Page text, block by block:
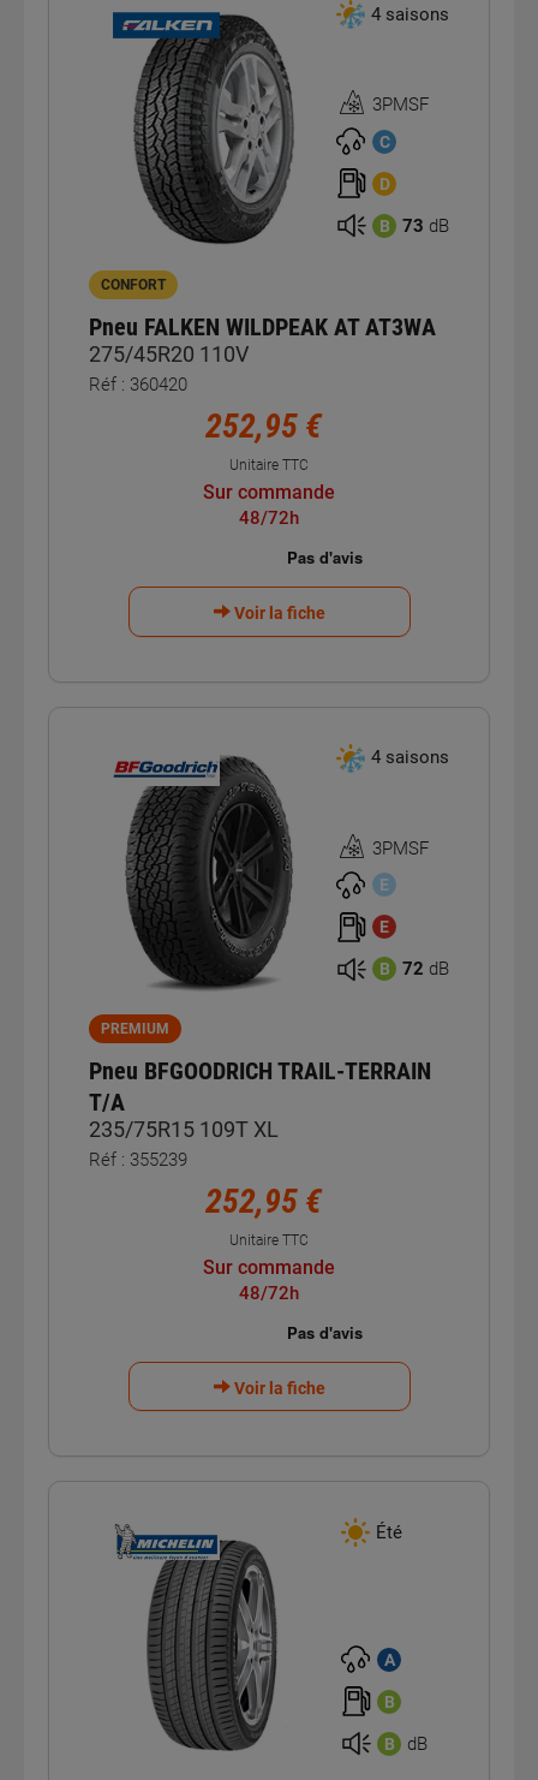
4 saisons
Homologation
3PMSF
3PMSF
C
D
B 73 dB
CONFORT
Pneu FALKEN WILDPEAK AT AT3WA
275/45R20 110V
Réf : 360420
252,95 €
Unitaire TTC
Sur commande
48/72h
Voir la fiche
4 saisons
Homologation
3PMSF
3PMSF
E
E
B 72 dB
PREMIUM
Pneu BFGOODRICH TRAIL-TERRAIN
T/A
235/75R15 109T XL
Réf : 355239
252,95 €
Unitaire TTC
Sur commande
48/72h
Voir la fiche
Été
A
B
B dB